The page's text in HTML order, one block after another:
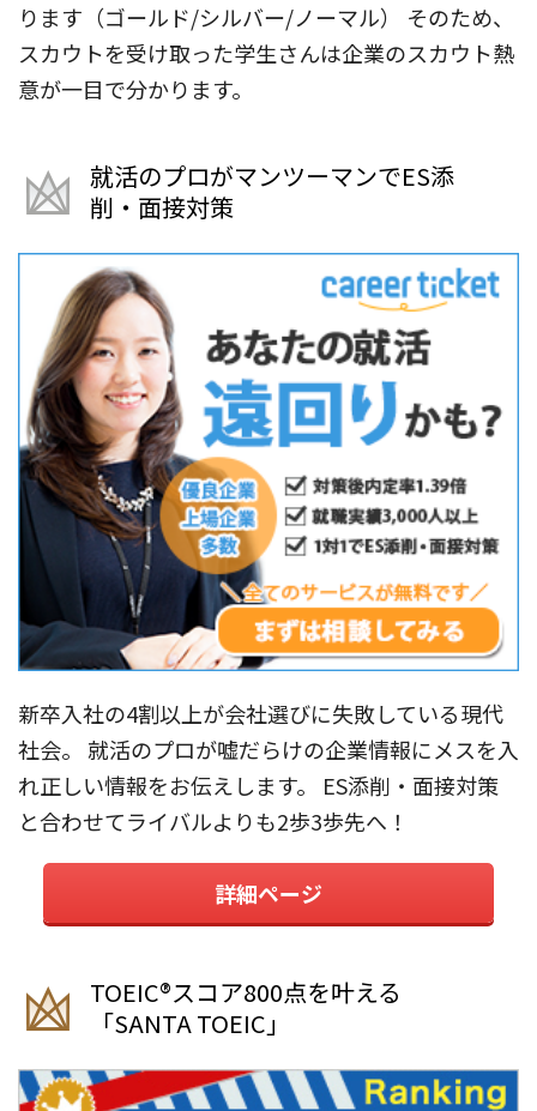
ります（ゴールド/シルバー/ノーマル） そのため、
スカウトを受け取った学生さんは企業のスカウト熱
意が一目で分かります。
就活のプロがマンツーマンでES添
削・面接対策
新卒入社の4割以上が会社選びに失敗している現代
社会。 就活のプロが嘘だらけの企業情報にメスを入
れ正しい情報をお伝えします。 ES添削・面接対策
と合わせてライバルよりも2歩3歩先へ！
詳細ページ
TOEIC®︎スコア800点を叶える
「SANTA TOEIC」